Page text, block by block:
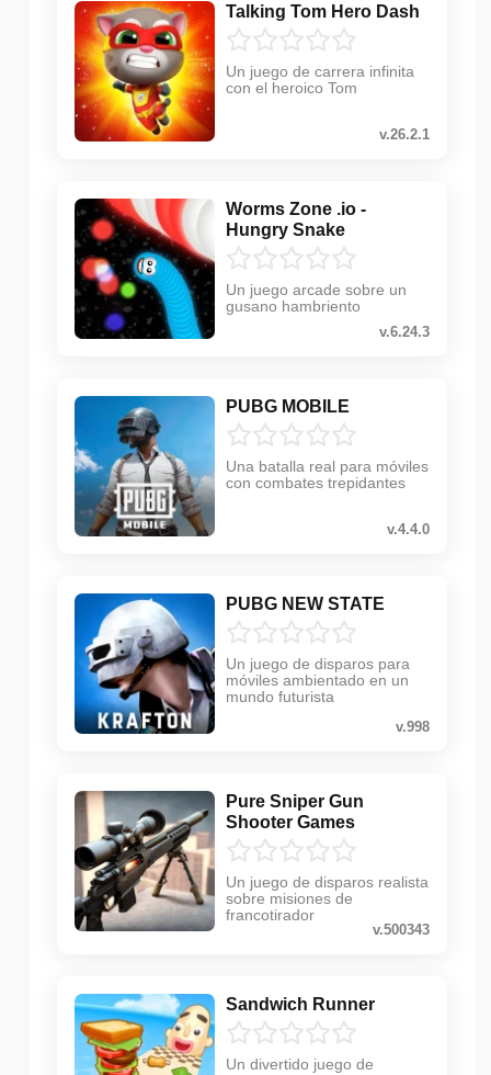
Talking Tom Hero Dash
Un juego de carrera infinita
con el heroico Tom
v.26.2.1
Worms Zone .io -
Hungry Snake
Un juego arcade sobre un
gusano hambriento
v.6.24.3
PUBG MOBILE
Una batalla real para móviles
con combates trepidantes
v.4.4.0
PUBG NEW STATE
Un juego de disparos para
móviles ambientado en un
mundo futurista
v.998
Pure Sniper Gun
Shooter Games
Un juego de disparos realista
sobre misiones de
francotirador
v.500343
Sandwich Runner
Un divertido juego de